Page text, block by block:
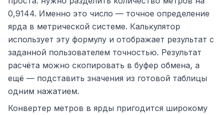
0,9144. Именно это число — точное определение
ярда в метрической системе. Калькулятор
использует эту формулу и отображает результат с
заданной пользователем точностью. Результат
расчёта можно скопировать в буфер обмена, а
ещё — подставить значения из готовой таблицы
одним нажатием.
Конвертер метров в ярды пригодится широкому